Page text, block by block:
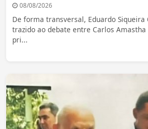
08/08/2026
De forma transversal, Eduardo Siqueira
trazido ao debate entre Carlos
pri...